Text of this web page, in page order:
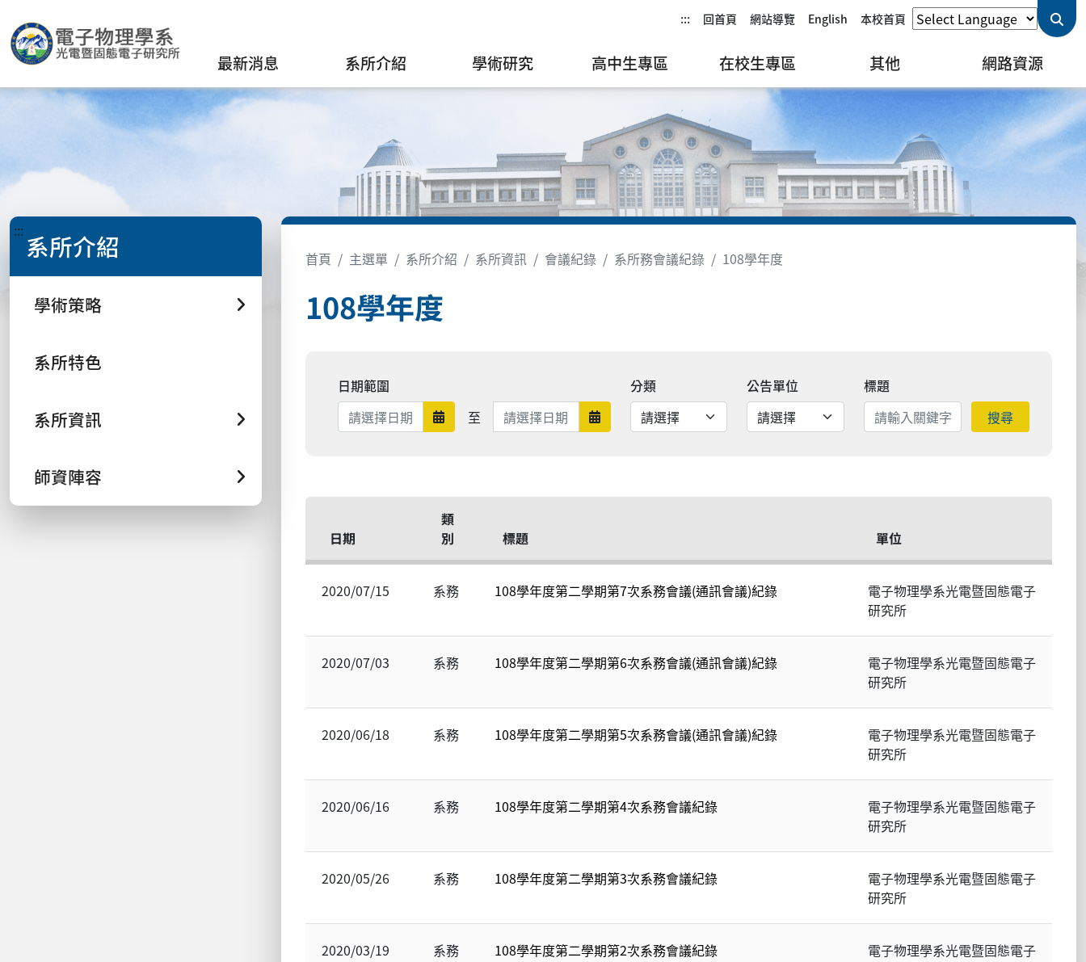
::: 回首頁 網站導覽 English 本校首頁
最新消息 系所介紹 學術研究 高中生專區 在校生專區 其他 網路資源
::: 系所介紹
學術策略
系所特色
系所資訊
師資陣容
首頁 主選單 系所介紹 系所資訊 會議紀錄 系所務會議紀錄 108學年度
108學年度
日期範圍
日期範圍開始
至 日期範圍結束 日期範圍結束
分類 公告單位
標題
搜尋
日期
類
別
標題 單位
2020/07/15 系務 108學年度第二學期第7次系務會議(通訊會議)紀錄
電子物理學系光電暨固態電子
研究所
2020/07/03 系務 108學年度第二學期第6次系務會議(通訊會議)紀錄
電子物理學系光電暨固態電子
研究所
2020/06/18 系務 108學年度第二學期第5次系務會議(通訊會議)紀錄
電子物理學系光電暨固態電子
研究所
2020/06/16 系務 108學年度第二學期第4次系務會議紀錄
電子物理學系光電暨固態電子
研究所
2020/05/26 系務 108學年度第二學期第3次系務會議紀錄
電子物理學系光電暨固態電子
研究所
2020/03/19 系務 108學年度第二學期第2次系務會議紀錄
電子物理學系光電暨固態電子